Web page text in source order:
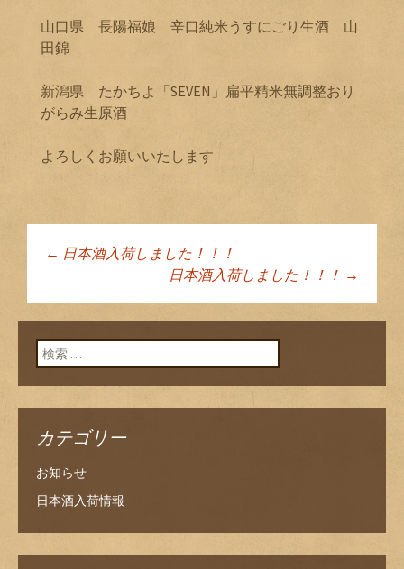
山口県 長陽福娘 辛口純米うすにごり生酒 山
田錦
新潟県 たかちよ「SEVEN」扁平精米無調整おり
がらみ生原酒
よろしくお願いいたします
投稿ナビゲーショ
ン
← 日本酒入荷しました！！！
日本酒入荷しました！！！ →
検索:
カテゴリー
お知らせ
日本酒入荷情報